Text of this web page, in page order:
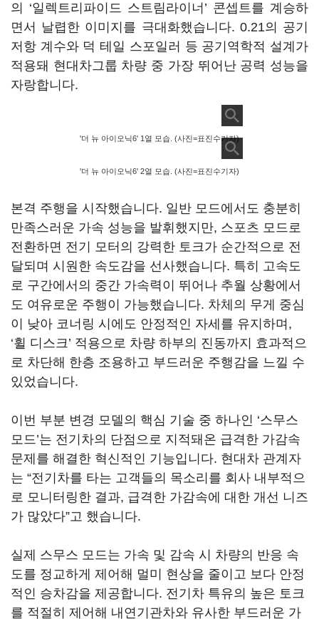
의 ‘일렉트리파이드 스트림라이너’ 콘셉트를 계승하
면서 날렵한 이미지를 극대화했습니다. 0.21의 공기
저항 계수와 덕 테일 스포일러 등 공기역학적 설계가
적용돼 현대차그룹 차량 중 가장 뛰어난 공력 성능을
자랑합니다.
'더 뉴 아이오닉6' 1열 모습. (사진=표진수기자)
'더 뉴 아이오닉6' 2열 모습. (사진=표진수기자)
본격 주행을 시작했습니다. 일반 모드에서도 충분히
만족스러운 가속 성능을 발휘했지만, 스포츠 모드로
전환하면 전기 모터의 강력한 토크가 순간적으로 전
달되며 시원한 속도감을 선사했습니다. 특히 고속도
로 구간에서의 중간 가속력이 뛰어나 추월 상황에서
도 여유로운 주행이 가능했습니다. 차체의 무게 중심
이 낮아 코너링 시에도 안정적인 자세를 유지하며,
‘휠 디스크’ 적용으로 차량 하부의 진동까지 효과적으
로 차단해 한층 조용하고 부드러운 주행감을 느낄 수
있었습니다.
이번 부분 변경 모델의 핵심 기술 중 하나인 ‘스무스
모드’는 전기차의 단점으로 지적돼온 급격한 가감속
문제를 해결한 혁신적인 기능입니다. 현대차 관계자
는 “전기차를 타는 고객들의 목소리를 회사 내부적으
로 모니터링한 결과, 급격한 가감속에 대한 개선 니즈
가 많았다”고 했습니다.
실제 스무스 모드는 가속 및 감속 시 차량의 반응 속
도를 정교하게 제어해 멀미 현상을 줄이고 보다 안정
적인 승차감을 제공합니다. 전기차 특유의 높은 토크
를 적절히 제어해 내연기관차와 유사한 부드러운 가